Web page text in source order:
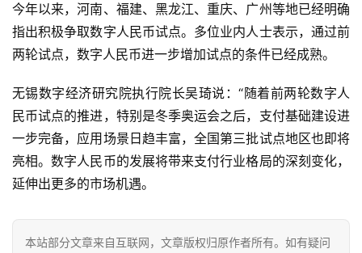
页
业
界
工
智
今年以来，河南、福建、黑龙江、重庆、广州等地已经明确
指出积极争取数字人民币试点。多位业内人士表示，通过前
两轮试点，数字人民币进一步增加试点的条件已经成熟。
无锡数字经济研究院执行院长吴琦说：“随着前两轮数字人
民币试点的推进，特别是冬季奥运会之后，支付基础建设进
一步完备，应用场景日趋丰富，全国第三批试点地区也即将
亮相。数字人民币的发展将带来支付行业格局的深刻变化，
延伸出更多的市场机遇。
本站部分文章来自互联网，文章版权归原作者所有。如有疑问